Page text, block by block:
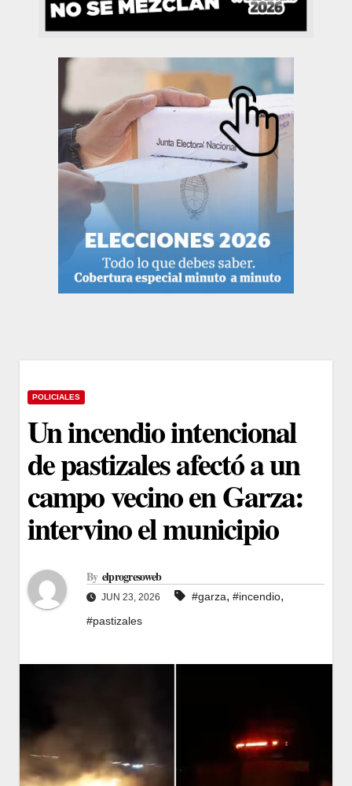
POLICIALES
Un incendio intencional
de pastizales afectó a un
campo vecino en Garza:
intervino el municipio
By elprogresoweb
JUN 23, 2026 #garza, #incendio,
#pastizales